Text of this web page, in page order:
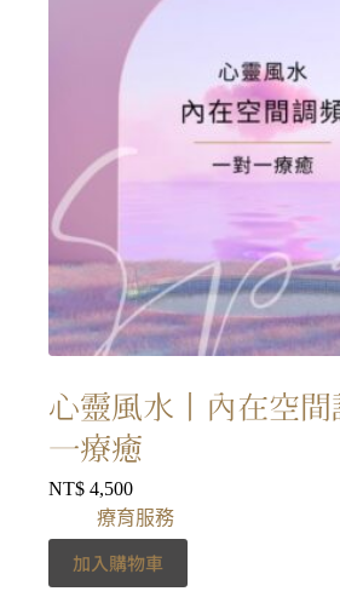
心靈風水丨內在空
一療癒
NT$ 4,500
療育服務
加入購物車